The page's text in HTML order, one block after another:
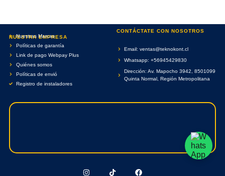
NUESTRA EMPRESA
Nuestras Marcas
Políticas de garantía
Link de pago Webpay Plus
Quiénes somos
Políticas de envió
Registro de instaladores
CONTÁCTATE CON NOSOTROS
Email: ventas@teknokont.cl
Whatsapp: +56945429830
Dirección: Av. Mapocho 3942, 8501099
Quinta Normal, Región Metropolitana